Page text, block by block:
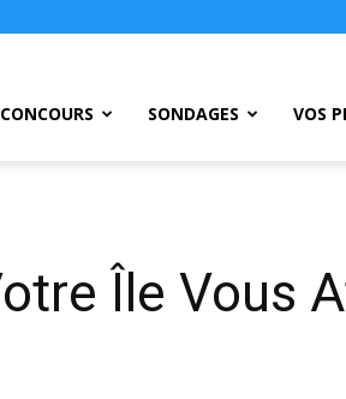
CONCOURS SONDAGES VOS
Île Vous